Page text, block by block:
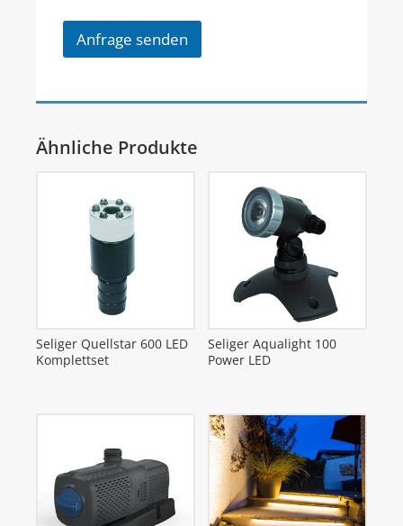
Anfrage senden
Ähnliche Produkte
Seliger Quellstar 600 LED
Komplettset
Seliger Aqualight 100
Power LED